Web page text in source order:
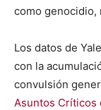
como genocidio,
Los datos de
con la
convulsión
Asuntos Críticos